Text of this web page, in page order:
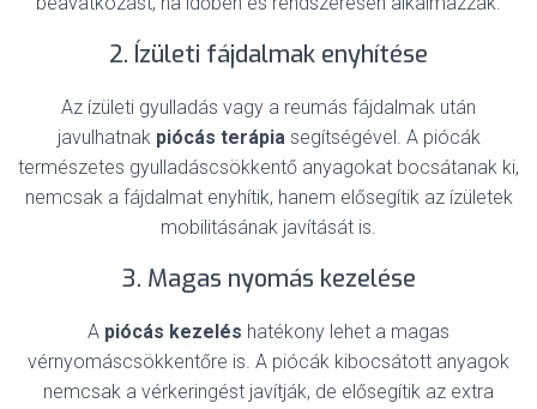
2. Ízületi fájdalmak enyhítése
Az ízületi gyulladás vagy a reumás fájdalmak után
javulhatnak piócás terápiasegítségével. A piócák
természetes gyulladáscsökkentő anyagokat bocsátanak ki,
nemcsak a fájdalmat enyhítik, hanem elősegítik az ízületek
mobilitásának javítását is.
3. Magas nyomás kezelése
A piócás kezelés hatékony lehet a magas
vérnyomáscsökkentőre is. A piócák kibocsátott anyagok
nemcsak a vérkeringést javítják, de elősegítik az extra